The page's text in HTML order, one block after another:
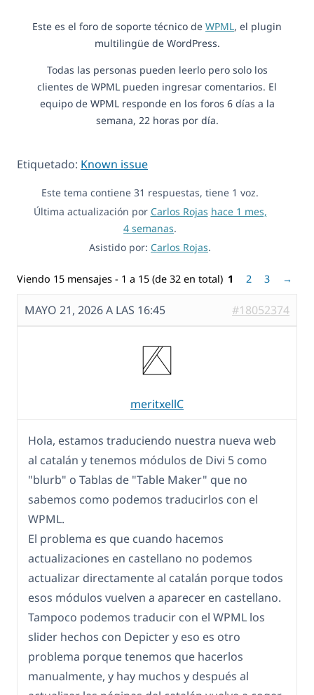
Este es el foro de soporte técnico de WPML, el plugin
multilingüe de WordPress.
Todas las personas pueden leerlo pero solo los
clientes de WPML pueden ingresar comentarios. El
equipo de WPML responde en los foros 6 días a la
semana, 22 horas por día.
Etiquetado: Known issue
Este tema contiene 31 respuestas, tiene 1 voz.
Última actualización por Carlos Rojas hace 1 mes,
4 semanas.
Asistido por: Carlos Rojas.
Viendo 15 mensajes - 1 a 15 (de 32 en total) 1 2 3 →
MAYO 21, 2026 A LAS 16:45 #18052374
meritxellC
Hola, estamos traduciendo nuestra nueva web
al catalán y tenemos módulos de Divi 5 como
"blurb" o Tablas de "Table Maker" que no
sabemos como podemos traducirlos con el
WPML.
El problema es que cuando hacemos
actualizaciones en castellano no podemos
actualizar directamente al catalán porque todos
esos módulos vuelven a aparecer en castellano.
Tampoco podemos traducir con el WPML los
slider hechos con Depicter y eso es otro
problema porque tenemos que hacerlos
manualmente, y hay muchos y después al